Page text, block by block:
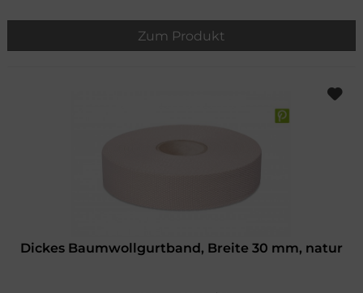
Zum Produkt
Dickes Baumwollgurtband, Breite 30 mm, natur